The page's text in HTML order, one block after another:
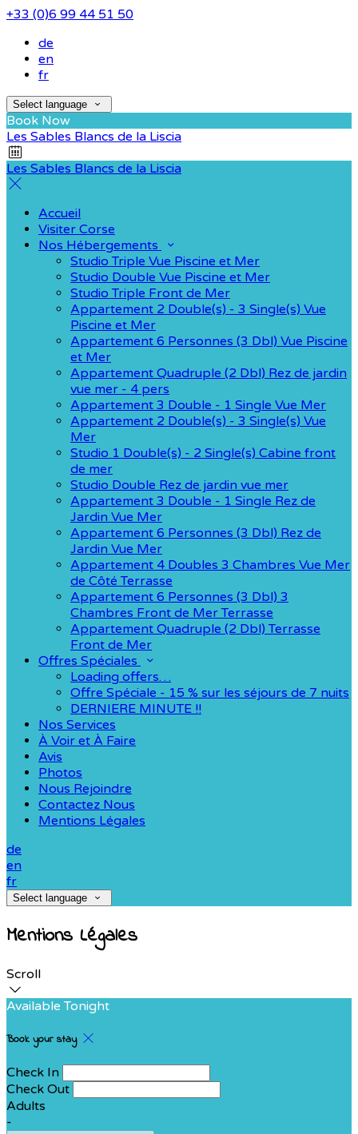
+33 (0)6 99 44 51 50
de
en
fr
Select language
Book Now
Les Sables Blancs de la Liscia
Les Sables Blancs de la Liscia
Accueil
Visiter Corse
Nos Hébergements
Studio Triple Vue Piscine et Mer
Studio Double Vue Piscine et Mer
Studio Triple Front de Mer
Appartement 2 Double(s) - 3 Single(s) Vue
Piscine et Mer
Appartement 6 Personnes (3 Dbl) Vue Piscine
et Mer
Appartement Quadruple (2 Dbl) Rez de jardin
vue mer - 4 pers
Appartement 3 Double - 1 Single Vue Mer
Appartement 2 Double(s) - 3 Single(s) Vue
Mer
Studio 1 Double(s) - 2 Single(s) Cabine front
de mer
Studio Double Rez de jardin vue mer
Appartement 3 Double - 1 Single Rez de
Jardin Vue Mer
Appartement 6 Personnes (3 Dbl) Rez de
Jardin Vue Mer
Appartement 4 Doubles 3 Chambres Vue Mer
de Côté Terrasse
Appartement 6 Personnes (3 Dbl) 3
Chambres Front de Mer Terrasse
Appartement Quadruple (2 Dbl) Terrasse
Front de Mer
Offres Spéciales
Loading offers…
Offre Spéciale - 15 % sur les séjours de 7 nuits
DERNIERE MINUTE !!
Nos Services
À Voir et À Faire
Avis
Photos
Nous Rejoindre
Contactez Nous
Mentions Légales
de
en
fr
Select language
Mentions Légales
Scroll
Available Tonight
Book your stay
Check In
Check Out
Adults
-